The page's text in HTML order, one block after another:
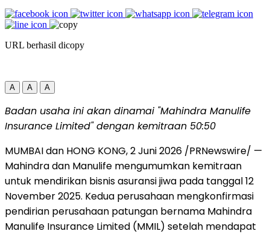
URL berhasil dicopy
A A A
Badan usaha ini akan dinamai "Mahindra Manulife
Insurance Limited" dengan kemitraan 50:50
MUMBAI dan HONG KONG,2 Juni 2026 /PRNewswire/ —
Mahindra dan Manulife mengumumkan kemitraan
untuk mendirikan bisnis asuransi jiwa pada tanggal 12
November 2025. Kedua perusahaan mengkonfirmasi
pendirian perusahaan patungan bernama Mahindra
Manulife Insurance Limited (MMIL) setelah mendapat